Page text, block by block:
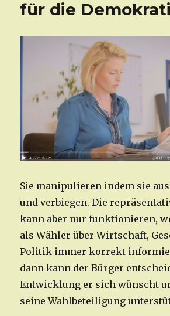
für die
Sie manipulieren indem sie
und verbiegen. Die
kann aber nur funktionieren,
als Wähler über Wirtschaft,
Politik immer korrekt
dann kann der Bürger
Entwicklung er sich wünscht
seine Wahlbeteiligung